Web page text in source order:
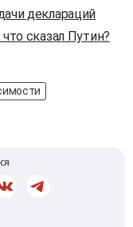
деклараций
сказал Путин?